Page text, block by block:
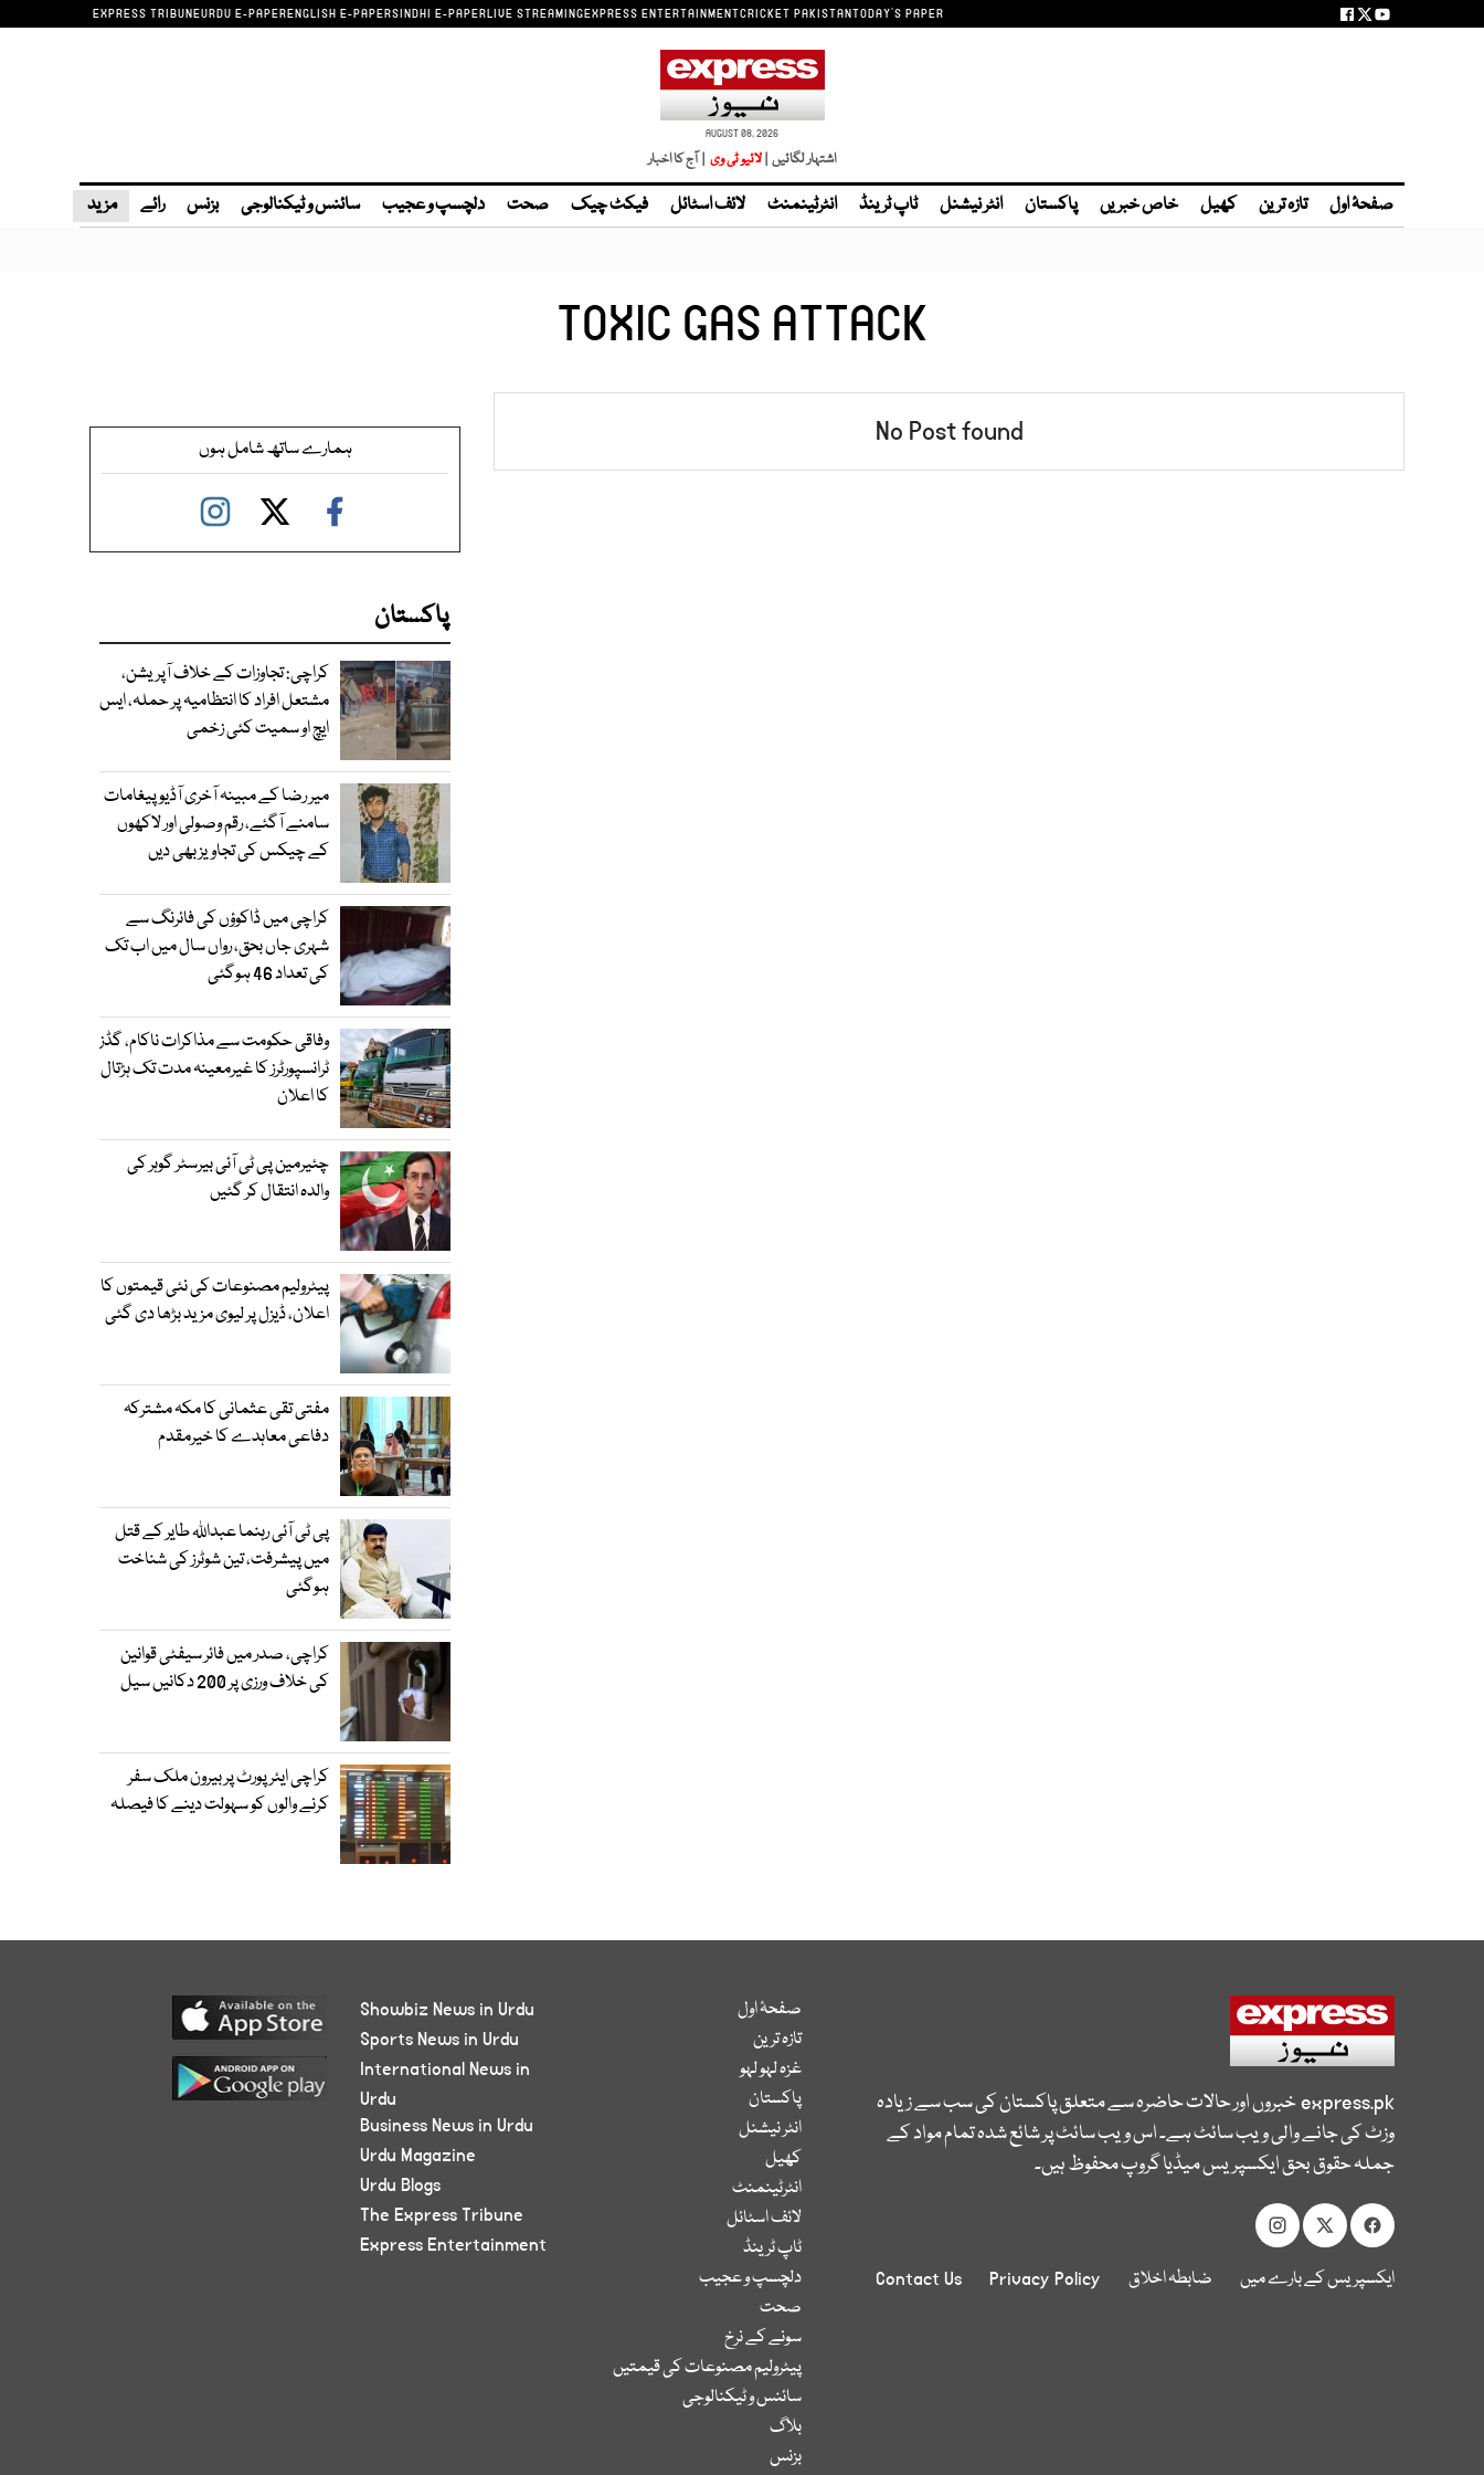
EXPRESS TRIBUNEURDU E-PAPERENGLISH E-PAPERSINDHI E-PAPERLIVE STREAMINGEXPRESS ENTERTAINMENTCRICKET PAKISTANTODAY'S PAPER
AUGUST 08, 2026
اشتہار لگائیں |لائیو ٹی وی | آج کا اخبار
صفحۂ اول تازہ ترین کھیل خاص خبریں پاکستان انٹر نیشنل ٹاپ ٹرینڈ انٹرٹینمنٹ لائف اسٹائل فیکٹ چیک صحت دلچسپ و عجیب سائنس و ٹیکنالوجی بزنس رائے مزید
TOXIC GAS ATTACK
No Post found ہمارے ساتھ شامل ہوں
پاکستان
کراچی: تجاوزات کے خلاف آپریشن،
مشتعل افراد کا انتظامیہ پر حملہ، ایس
ایچ او سمیت کئی زخمی
میر رضا کے مبینہ آخری آڈیو پیغامات
سامنے آگئے، رقم وصولی اور لاکھوں
کے چیکس کی تجاویز بھی دیں
کراچی میں ڈاکوؤں کی فائرنگ سے
شہری جاں بحق، رواں سال میں اب تک
کی تعداد 46 ہوگئی
وفاقی حکومت سے مذاکرات ناکام، گڈز
ٹرانسپورٹرز کا غیرمعینہ مدت تک ہڑتال
کا اعلان
چئیرمین پی ٹی آئی بیرسٹر گوہر کی
والدہ انتقال کر گئیں
پیٹرولیم مصنوعات کی نئی قیمتوں کا
اعلان، ڈیزل پر لیوی مزید بڑھا دی گئی
مفتی تقی عثمانی کا مکہ مشترکہ
دفاعی معاہدے کا خیرمقدم
پی ٹی آئی رہنما عبداللہ طایر کے قتل
میں پیشرفت، تین شوٹرز کی شناخت
ہوگئی
کراچی، صدر میں فائر سیفٹی قوانین
کی خلاف ورزی پر 200 دکانیں سیل
کراچی ایئرپورٹ پر بیرون ملک سفر
کرنے والوں کو سہولت دینے کا فیصلہ
express.pkخبروں اور حالات حاضرہ سے متعلق پاکستان کی سب سے زیادہ
وزٹ کی جانے والی ویب سائٹ ہے۔ اس ویب سائٹ پر شائع شدہ تمام مواد کے
جملہ حقوق بحق ایکسپریس میڈیا گروپ محفوظ ہیں۔
ایکسپریس کے بارے میں ضابطہ اخلاق Privacy Policy
Contact Us
صفحۂ اول
تازہ ترین
غزہ لہو لہو
پاکستان
انٹر نیشنل
کھیل
انٹرٹینمنٹ
لائف اسٹائل
ٹاپ ٹرینڈ
دلچسپ و عجیب
صحت
سونے کے نرخ
پیٹرولیم مصنوعات کی قیمتیں
سائنس و ٹیکنالوجی
بلاگ
بزنس
Showbiz News in Urdu
Sports News in Urdu
International News in
Urdu
Business News in Urdu
Urdu Magazine
Urdu Blogs
The Express Tribune
Express Entertainment